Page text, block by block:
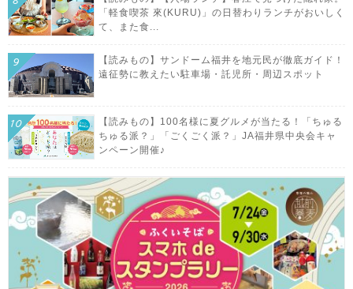
「軽食喫茶 來(KURU)」の日替わりランチがおいしく
て、また食...
【読みもの】サンドーム福井を地元民が徹底ガイド！
遠征勢に教えたい駐車場・託児所・周辺スポット
【読みもの】100名様に夏グルメが当たる！「ちゅる
ちゅる派？」「ごくごく派？」JA福井県中央会キャ
ンペーン開催♪